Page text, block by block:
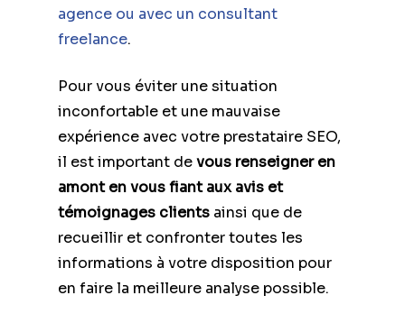
agence ou avec un consultant
freelance.
Pour vous éviter une situation
inconfortable et une mauvaise
expérience avec votre prestataire SEO,
il est important devous renseigner en
amont en vous fiant aux avis et
témoignages clients ainsi que de
recueillir et confronter toutes les
informations à votre disposition pour
en faire la meilleure analyse possible.